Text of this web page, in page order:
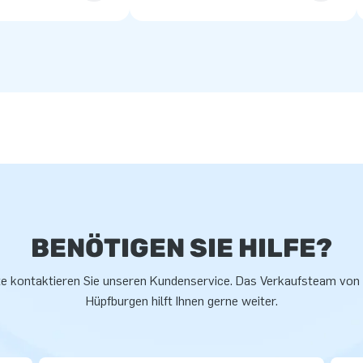
BENÖTIGEN SIE HILFE?
kontaktieren Sie unseren Kundenservice. Das Verkaufsteam
Hüpfburgen hilft Ihnen gerne weiter.